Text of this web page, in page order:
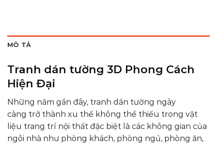
MÔ TẢ
Tranh dán tường 3D Phong Cách
Hiện Đại
Những năm gần đây, tranh dán tường ngày
càng trở thành xu thế không thể thiếu trong vật
liệu trang trí nội thất đặc biệt là các không gian của
ngôi nhà như phòng khách, phòng ngủ, phòng ăn,